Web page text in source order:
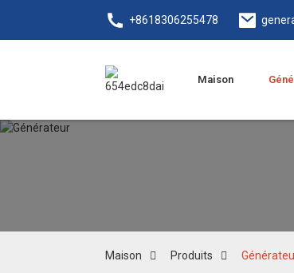
+8618306255478
Maison
Maison Produits